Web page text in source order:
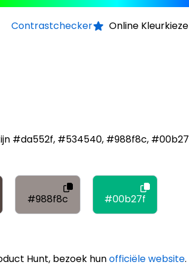
Contrastchecker Online
#da552f, #534540, #988f8c,
#988f8c #00b27f
Hunt, bezoek hunofficiële website.